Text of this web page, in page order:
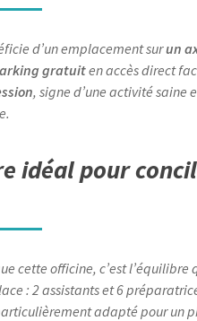
d’un emplacement surun
gratuiten accès direct
, signe d’une activité saine
idéal pour
cette officine, c’est l’équilibre
: 2 assistants et 6
adapté pour un